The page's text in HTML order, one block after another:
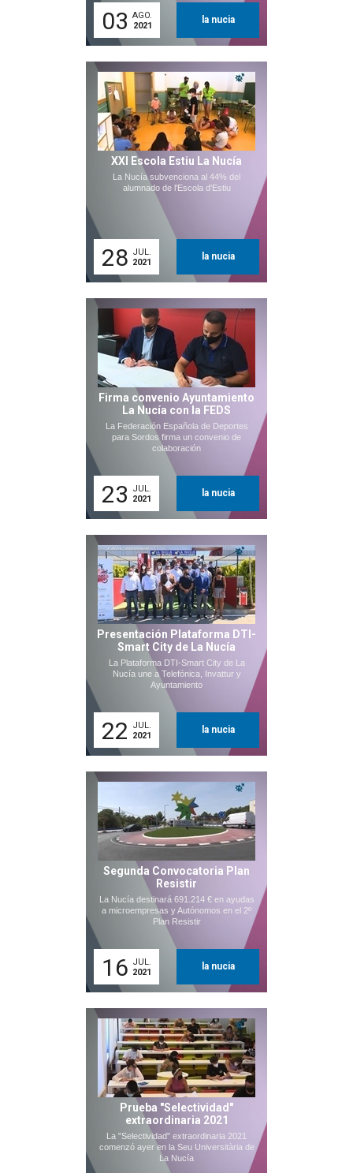
03 AGO.
2021
la nucia
XXI Escola Estiu La Nucía
La Nucía subvenciona al 44% del
alumnado de l'Escola d'Estiu
28 JUL.
2021
la nucia
Firma convenio Ayuntamiento
La Nucía con la FEDS
La Federación Española de Deportes
para Sordos firma un convenio de
colaboración
23
JUL.
2021
la nucia
Presentación Plataforma DTI-
Smart City de La Nucía
La Plataforma DTI-Smart City de La
Nucía une a Telefónica, Invattur y
Ayuntamiento
22
JUL.
2021
la nucia
Segunda Convocatoria Plan
Resistir
La Nucía destinará 691.214 € en ayudas
a microempresas y Autónomos en el 2º
Plan Resistir
16 JUL.
2021
la nucia
Prueba "Selectividad"
extraordinaria 2021
La "Selectividad" extraordinaria 2021
comenzó ayer en la Seu Universitària de
La Nucía